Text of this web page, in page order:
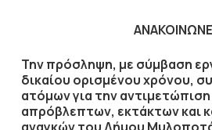
Την πρόσληψη, με σύμβαση
δικαίου ορισμένου χρόνου,
ατόμων για την
απρόβλεπτων, εκτάκτων και